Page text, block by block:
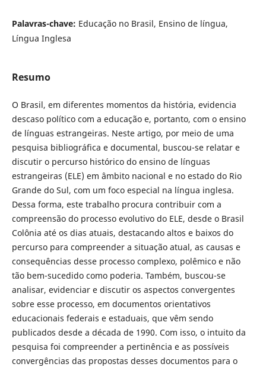
Palavras-chave: Educação no Brasil, Ensino de língua,
Língua Inglesa
Resumo
O Brasil, em diferentes momentos da história, evidencia
descaso político com a educação e, portanto, com o ensino
de línguas estrangeiras. Neste artigo, por meio de uma
pesquisa bibliográfica e documental, buscou-se relatar e
discutir o percurso histórico do ensino de línguas
estrangeiras (ELE) em âmbito nacional e no estado do Rio
Grande do Sul, com um foco especial na língua inglesa.
Dessa forma, este trabalho procura contribuir com a
compreensão do processo evolutivo do ELE, desde o Brasil
Colônia até os dias atuais, destacando altos e baixos do
percurso para compreender a situação atual, as causas e
consequências desse processo complexo, polêmico e não
tão bem-sucedido como poderia. Também, buscou-se
analisar, evidenciar e discutir os aspectos convergentes
sobre esse processo, em documentos orientativos
educacionais federais e estaduais, que vêm sendo
publicados desde a década de 1990. Com isso, o intuito da
pesquisa foi compreender a pertinência e as possíveis
convergências das propostas desses documentos para o